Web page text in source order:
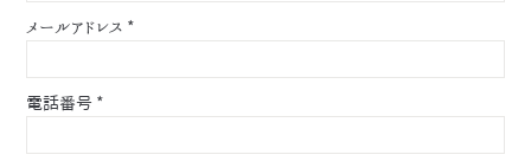
メールアドレス *
電話番号 *